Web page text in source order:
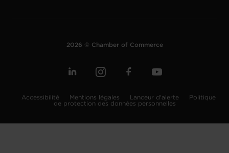
2026 © Chamber of Commerce
Accessibilité Mentions légales Lanceur d'alerte
Politique
de protection des données personnelles